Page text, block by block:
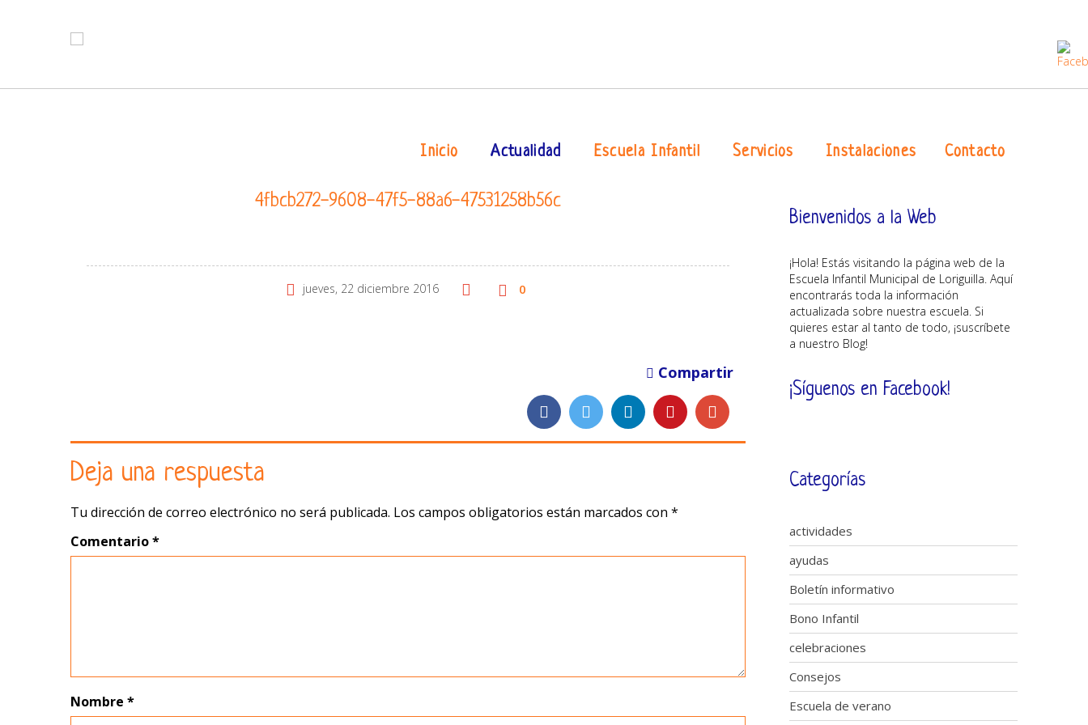
Inicio Actualidad Escuela Infantil Servicios Instalaciones Contacto
4fbcb272-9608-47f5-88a6-47531258b56c
jueves, 22 diciembre 2016 0
Compartir
Deja una respuesta
Tu dirección de correo electrónico no será publicada. Los campos obligatorios están marcados con *
Comentario*
Nombre *
Bienvenidos a la Web
¡Hola! Estás visitando la página web de la
Escuela Infantil Municipal de Loriguilla. Aquí
encontrarás toda la información
actualizada sobre nuestra escuela. Si
quieres estar al tanto de todo, ¡suscríbete
a nuestro Blog!
¡Síguenos en Facebook!
Categorías
actividades
ayudas
Boletín informativo
Bono Infantil
celebraciones
Consejos
Escuela de verano